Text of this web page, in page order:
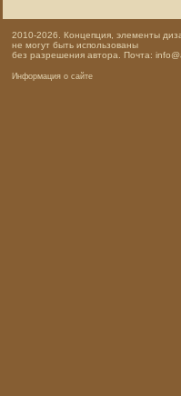
2010-2026. Концепция, элементы
не могут быть использованы
без разрешения автора. Почта:
Информация о сайте